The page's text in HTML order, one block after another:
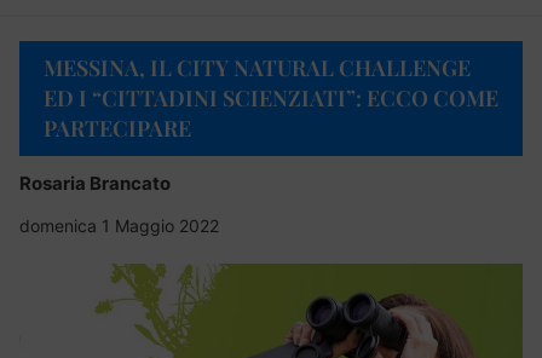
MESSINA, IL CITY NATURAL CHALLENGE
ED I “CITTADINI SCIENZIATI”: ECCO COME
PARTECIPARE
Rosaria Brancato
domenica 1 Maggio 2022